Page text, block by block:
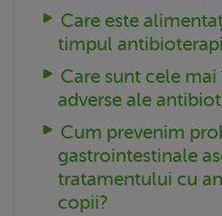
Care este
timpul
Care sunt cele
adverse ale
Cum prevenim
gastrointestinale
tratamentului cu
copii?